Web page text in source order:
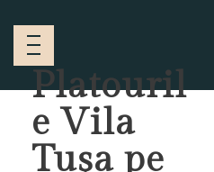
Platouril
e Vila
Tușa pe